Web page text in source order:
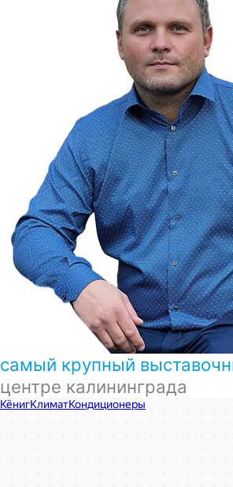
самый крупный
центре калининграда
КёнигКлимат
Кондиционеры в Калининграде